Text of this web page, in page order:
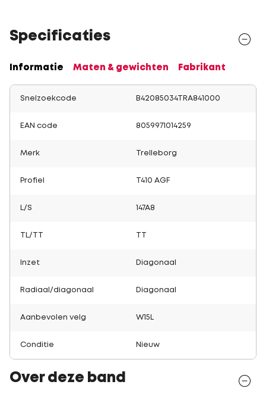
Specificaties
Informatie Maten & gewichten Fabrikant
Snelzoekcode B42085034TRA841000
EAN code 8059971014259
Merk Trelleborg
Profiel T410 AGF
L/S 147A8
TL/TT
Inzet Diagonaal
Radiaal/diagonaal Diagonaal
Aanbevolen velg W15L
Conditie Nieuw
Over deze band